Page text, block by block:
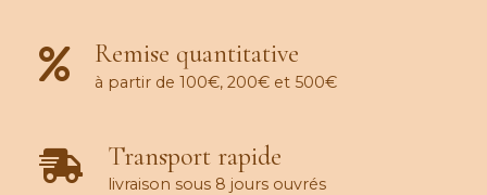
Remise quantitative
à partir de 100€, 200€ et 500€
Transport rapide
livraison sous 8 jours ouvrés